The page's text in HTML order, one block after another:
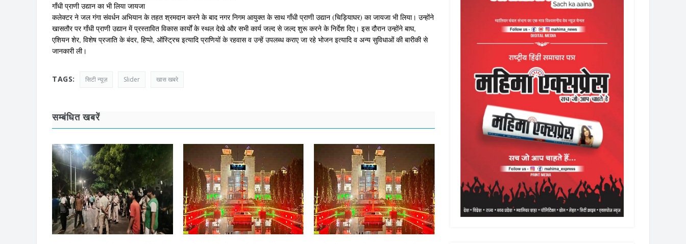
गाँधी प्राणी उद्यान का भी लिया जायजा
कलेक्टर ने जल गंगा संवर्धन अभियान के तहत श्रमदान करने के बाद नगर निगम आयुक्त के साथ गाँधी प्राणी उद्यान (चिड़ियाघर) का जायजा भी लिया। उन्होंने
खासतौर पर गाँधी प्राणी उद्यान में प्रस्तावित विकास कार्यों के स्थल देखे और सभी कार्य जल्द से जल्द शुरू करने के निर्देश दिए। इस दौरान उन्होंने बाघ,
एशियन शेर, विशेष प्रजाति के बंदर, हिप्पो, ऑस्ट्रिच इत्यादि प्राणियों के रहवास व उन्हें उपलब्ध कराए जा रहे भोजन इत्यादि व अन्य सुविधाओं की बारीकी से
जानकारी ली।
TAGS: सिटी न्यूज़ Slider खास खबरे
सम्बंधित खबरें